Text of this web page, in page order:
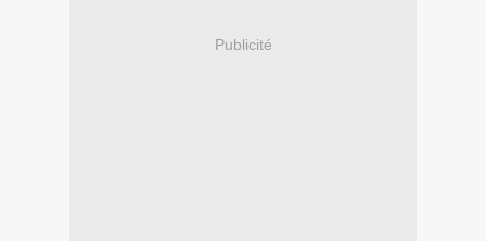
Publicité